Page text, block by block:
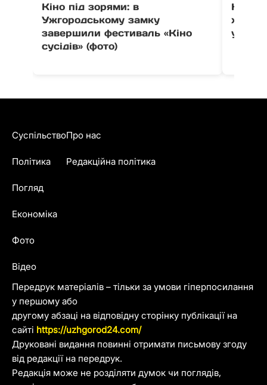
Кіно під зорями: в
Ужгородському замку
завершили фестиваль «Кіно
сусідів» (фото)
На
укусу
Передрук матеріалів – тільки за умови гіперпосилання
у першому або
другому абзаці на відповідну сторінку публікації на
сайті https://uzhgorod24.com/
Друковані видання повинні отримати письмову згоду
від редакції на передрук.
Редакція може не розділяти думок чи поглядів,
Суспільство
Політика
Погляд
Економіка
Фото
Відео
Про нас
Редакційна політика